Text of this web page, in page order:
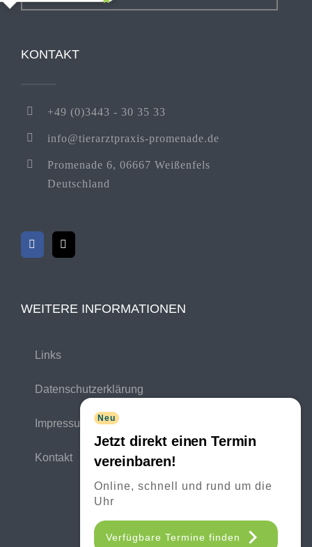
Neu
Jetzt direkt einen Termin
vereinbaren!
Online, schnell und rund um die
Uhr
Verfügbare Termine finden
KONTAKT
+49 (0)3443 - 30 35 33
info@tierarztpraxis-promenade.de
Promenade 6, 06667 Weißenfels
Deutschland
WEITERE INFORMATIONEN
Links
Datenschutzerklärung
Impressum
Kontakt